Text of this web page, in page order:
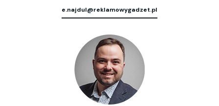
e.najdul@reklamowygadzet.pl